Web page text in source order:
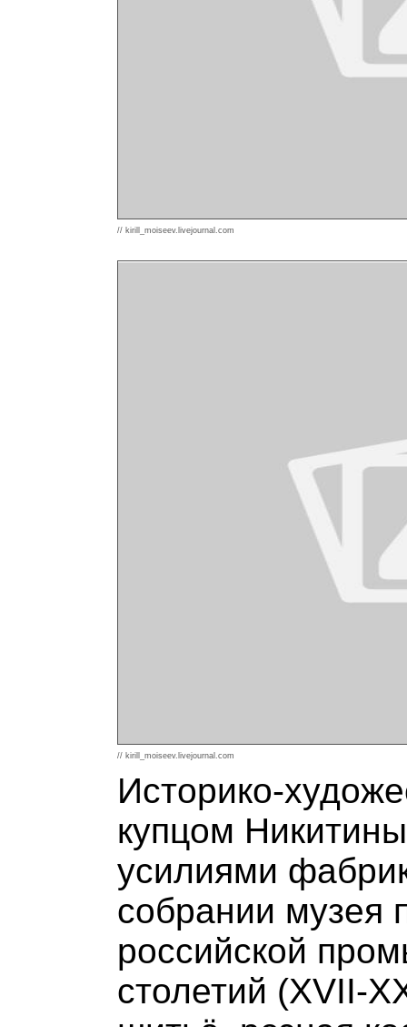
// kirill_moiseev.livejournal.com
// kirill_moiseev.livejournal.com
Историко-
купцом
усилиями
собрании музея
российской
столетий (XVII-